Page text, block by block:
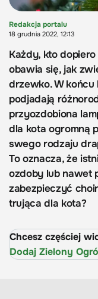
Redakcja portalu
18 grudnia 2022, 12:13
Każdy, kto
obawia się, jak
drzewko. W
podjadają
przyozdobiona
dla kota ogromną
swego rodzaju
To oznacza, że
ozdoby lub nawet
zabezpieczyć
trująca dla kota?
Chcesz częściej
Dodaj Zielony